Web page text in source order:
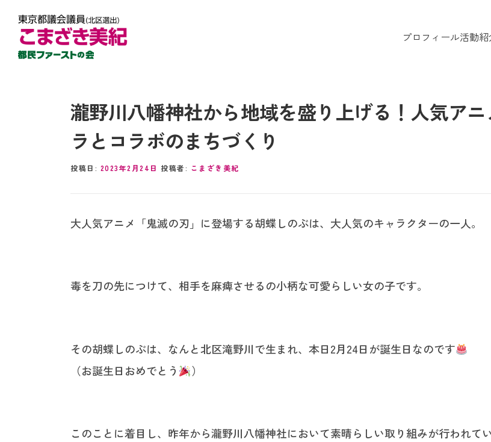
プロフィール活動
瀧野川八幡神社から地域を盛り上げる！人気アニ
ラとコラボのまちづくり
投稿日: 2023年2月24日 投稿者: こまざき美紀
大人気アニメ「鬼滅の刃」に登場する胡蝶しのぶは、大人気のキャラクターの一人。
毒を刀の先につけて、相手を麻痺させるの小柄な可愛らしい女の子です。
その胡蝶しのぶは、なんと北区滝野川で生まれ、本日2月24日が誕生日なのです
（お誕生日おめでとう
）
このことに着目し、昨年から瀧野川八幡神社において素晴らしい取り組みが行われてい